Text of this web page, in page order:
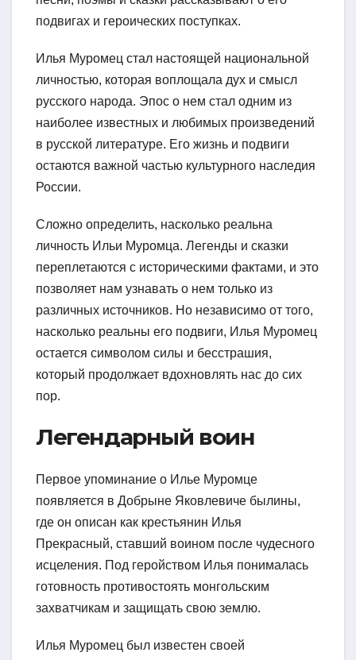
подвигах и героических поступках.
Илья Муромец стал настоящей национальной
личностью, которая воплощала дух и смысл
русского народа. Эпос о нем стал одним из
наиболее известных и любимых произведений
в русской литературе. Его жизнь и подвиги
остаются важной частью культурного наследия
России.
Сложно определить, насколько реальна
личность Ильи Муромца. Легенды и сказки
переплетаются с историческими фактами, и это
позволяет нам узнавать о нем только из
различных источников. Но независимо от того,
насколько реальны его подвиги, Илья Муромец
остается символом силы и бесстрашия,
который продолжает вдохновлять нас до сих
пор.
Легендарный воин
Первое упоминание о Илье Муромце
появляется в Добрыне Яковлевиче былины,
где он описан как крестьянин Илья
Прекрасный, ставший воином после чудесного
исцеления. Под геройством Илья понималась
готовность противостоять монгольским
захватчикам и защищать свою землю.
Илья Муромец был известен своей